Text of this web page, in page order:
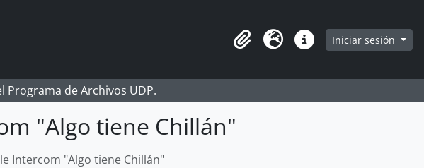
Portapapeles
Idioma Enlaces rápidos
Iniciar sesión
Programa de Archivos UDP.
"Algo tiene Chillán"
Intercom "Algo tiene Chillán"